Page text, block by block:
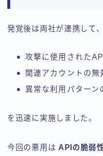
発覚後は両社が連携して、
攻撃に使用された
関連アカウントの無
異常な利用パターン
を迅速に実施しました。
今回の悪用は APIの脆弱